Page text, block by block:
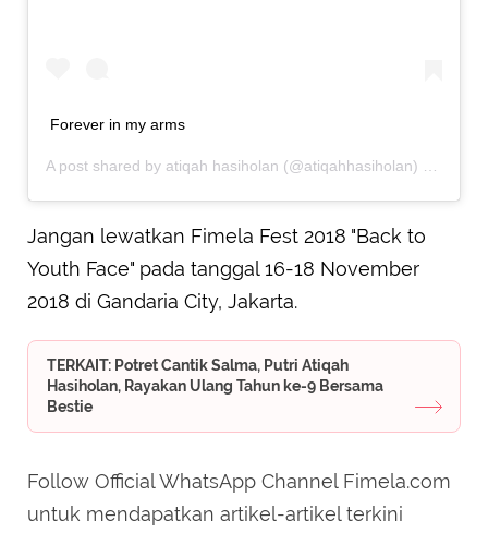
Forever in my arms
A post shared by atiqah hasiholan (@atiqahhasiholan) on
Jangan lewatkan Fimela Fest 2018 "Back to
Youth Face" pada tanggal 16-18 November
2018 di Gandaria City, Jakarta.
TERKAIT: Potret Cantik Salma, Putri Atiqah
Hasiholan, Rayakan Ulang Tahun ke-9 Bersama
Bestie
Follow Official WhatsApp Channel Fimela.com
untuk mendapatkan artikel-artikel terkini